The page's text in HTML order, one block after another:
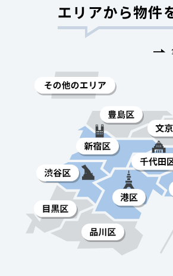
エリアから物件